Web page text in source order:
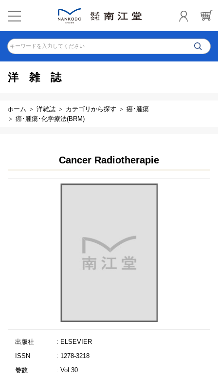
キーワードを入力してください
洋雑誌
ホーム 洋雑誌 カテゴリから探す
癌･腫瘍
癌･腫瘍･化学療法(BRM)
Cancer Radiotherapie
出版社
: ELSEVIER
ISSN
: 1278-3218
巻数
: Vol.30